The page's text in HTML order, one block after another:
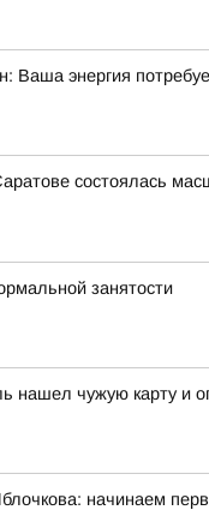
Ваша энергия
состоялась
занятости
нашел чужую карту и
начинаем